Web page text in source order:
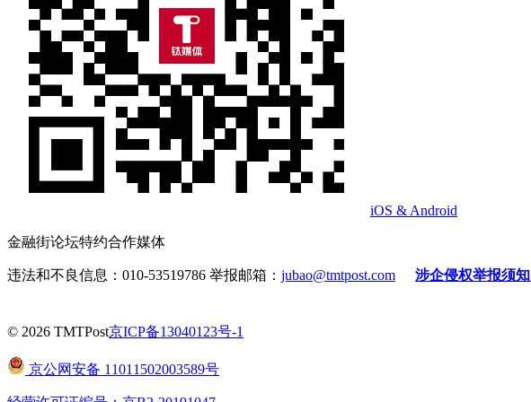
iOS & Android
金融街论坛特约合作媒体
违法和不良信息：010-53519786 举报邮箱： jubao@tmtpost.com 涉企侵权举报须知
© 2026 TMTPost京ICP备13040123号-1
京公网安备 11011502003589号